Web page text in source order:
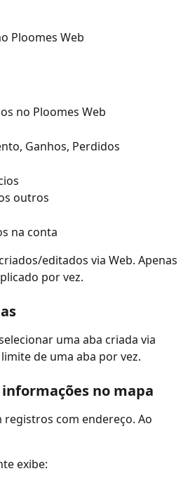
Ploomes Web
no Ploomes Web
Ganhos, Perdidos
outros
na conta
editados via Web. Apenas
por vez.
uma aba criada via
de uma aba por vez.
no mapa
com endereço. Ao
exibe: